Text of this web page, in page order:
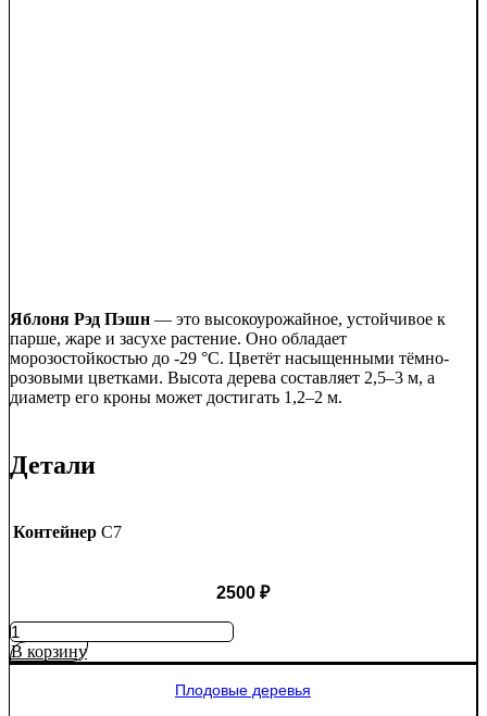
Яблоня Рэд Пэшн — это высокоурожайное, устойчивое к
парше, жаре и засухе растение. Оно обладает
морозостойкостью до -29 °C. Цветёт насыщенными тёмно-
розовыми цветками. Высота дерева составляет 2,5–3 м, а
диаметр его кроны может достигать 1,2–2 м.
Детали
Контейнер C7
2500 ₽
Количество
товара
Яблоня
В корзину
Плодовые деревья